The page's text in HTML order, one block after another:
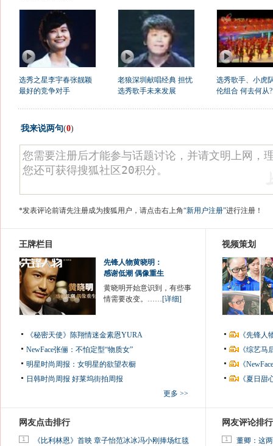
选秀之星李宇春张靓颖
最好的竞争对手
老狼深圳献唱经典 担忧
选秀歌手未来发展
选秀歌手、小虎
伦组合 何去何从?
我来说两句(0)
*发表评论前请先注册成为搜狐用户，请点击右上角“新用户注册”进行注册！
王牌栏目
先锋人物黄晓明：
感谢低潮 偶像重生
黄晓明开始意识到，有些事
情需要改变。……[详细]
《秘密天使》陈翔情迷金素恩YURA
NewFace张俪：不怕定型“物质女”
明星时尚周报：女明星的欲望衣橱
日韩时尚周报 好莱坞街拍周报
更多 >>
视频策划
《先锋
《综艺
《
《夏日
网友点击排行
1 《比利林恩》首映 章子怡范冰冰冯小刚捧场红毯
网友评论排行
1 董卿：这